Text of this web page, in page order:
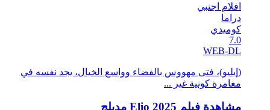
افلام اجنبي
دراما
كوميدي
7.0
WEB-DL
(إيليو)، فتى مهووس بالفضاء وواسع الخيال، يجد نفسه في
مغامرة كونية غير ...
مشاهدة فيلم Elio 2025 مدبلج